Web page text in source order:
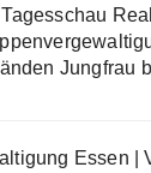
Jungfrau
Essen |